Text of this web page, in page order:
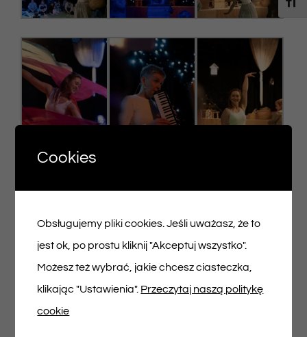
Cookies
Obsługujemy pliki cookies. Jeśli uważasz, że to
jest ok, po prostu kliknij "Akceptuj wszystko".
Możesz też wybrać, jakie chcesz ciasteczka,
klikając "Ustawienia". Przeczytaj naszą politykę
cookie